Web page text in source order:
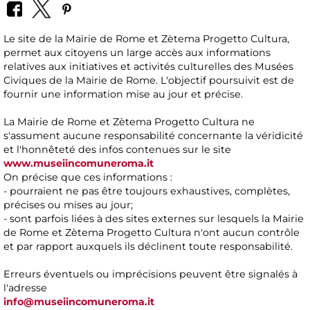
Le site de la Mairie de Rome et Zètema Progetto Cultura,
permet aux citoyens un large accès aux informations
relatives aux initiatives et activités culturelles des Musées
Civiques de la Mairie de Rome. L'objectif poursuivit est de
fournir une information mise au jour et précise.
La Mairie de Rome et Zètema Progetto Cultura ne
s'assument aucune responsabilité concernante la véridicité
et l'honnêteté des infos contenues sur le site
www.museiincomuneroma.it
On précise que ces informations :
- pourraient ne pas être toujours exhaustives, complètes,
précises ou mises au jour;
- sont parfois liées à des sites externes sur lesquels la Mairie
de Rome et Zètema Progetto Cultura n'ont aucun contrôle
et par rapport auxquels ils déclinent toute responsabilité.
Erreurs éventuels ou imprécisions peuvent être signalés à
l'adresse
info@museiincomuneroma.it